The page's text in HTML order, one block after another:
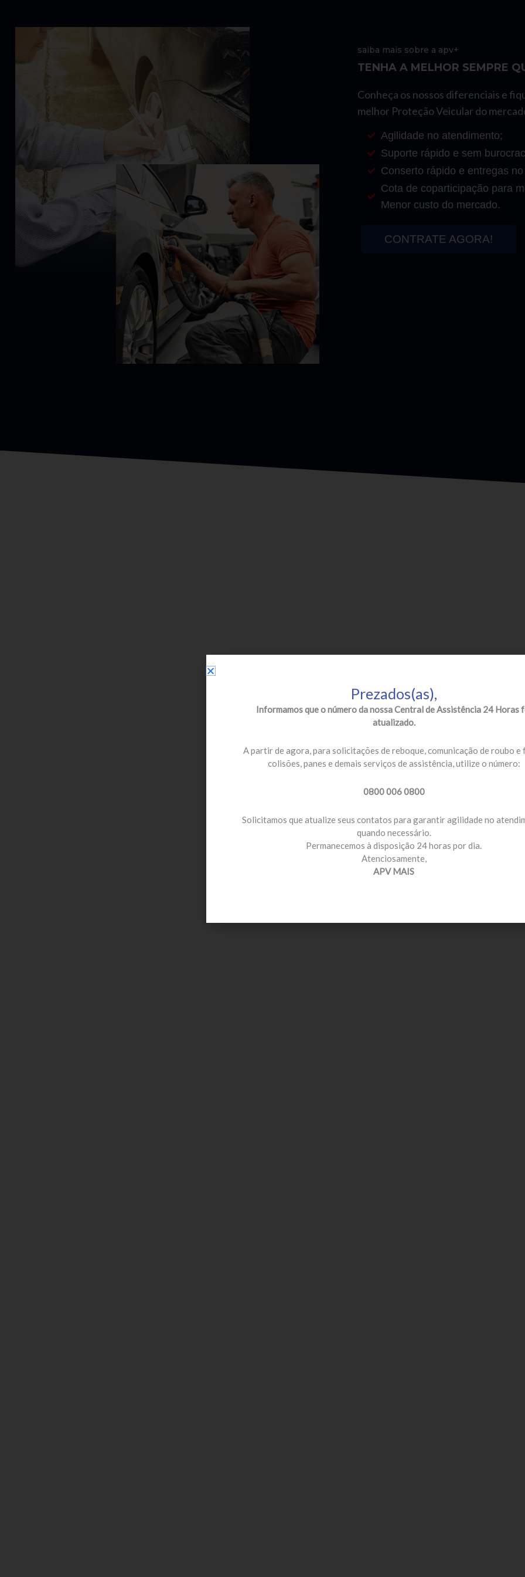
saiba mais sobre a apv+
TENHA A MELHOR SEMPRE
Conheça os nossos diferenciais e
melhor Proteção Veicular do
Agilidade no atendimento;
Suporte rápido e sem
Conserto rápido e entregas no
Cota de coparticipação para
Menor custo do mercado.
CONTRATE AGORA!
Prezados(as),
Informamos que o número da nossa Central de Assistência 24 Horas
atualizado.
A partir de agora, para solicitações de reboque, comunicação de roubo e
colisões, panes e demais serviços de assistência, utilize o número:
0800 006 0800
Solicitamos que atualize seus contatos para garantir agilidade no
quando necessário.
Permanecemos à disposição 24 horas por dia.
Atenciosamente,
APV MAIS